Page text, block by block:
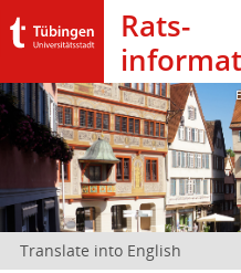
Rats­
Translate into English